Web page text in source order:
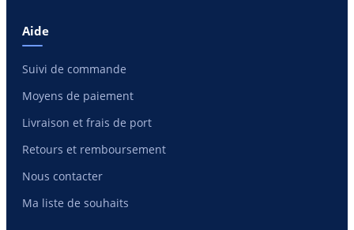
Aide
Suivi de commande
Moyens de paiement
Livraison et frais de port
Retours et remboursement
Nous contacter
Ma liste de souhaits